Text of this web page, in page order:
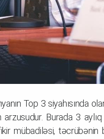
Top 3 siyahısında
Burada 3
mübadiləsi,